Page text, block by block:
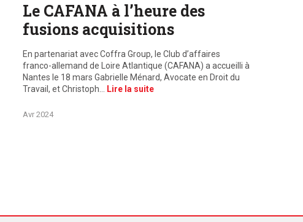
Le CAFANA à l’heure des
fusions acquisitions
En partenariat avec Coffra Group, le Club d’affaires
franco-allemand de Loire Atlantique (CAFANA) a accueilli à
Nantes le 18 mars Gabrielle Ménard, Avocate en Droit du
Travail, et Christoph…
Lire la suite
Avr 2024